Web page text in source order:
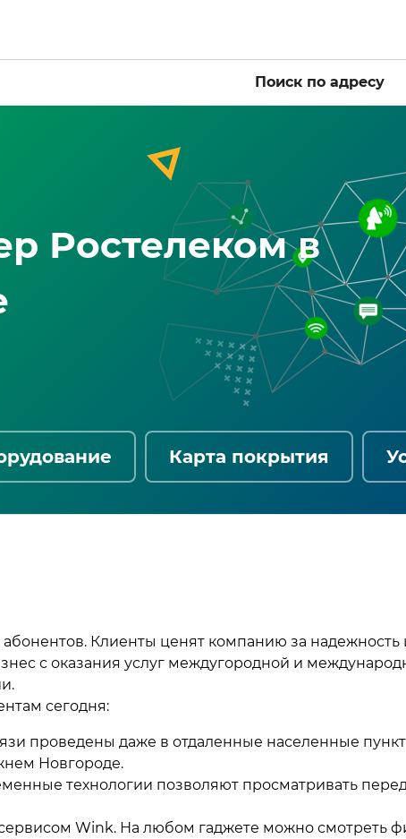
Поиск по адресу
Ростелеком в
Карта покрытия
Клиенты ценят компанию за надежность
с оказания услуг междугородной и
сегодня:
проведены даже в отдаленные населенные
Новгороде.
технологии позволяют просматривать
Wink. На любом гаджете можно смотреть